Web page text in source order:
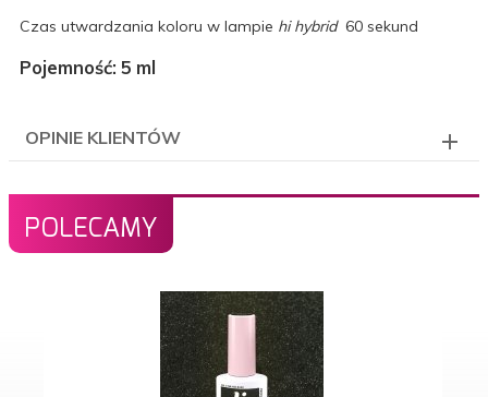
Czas utwardzania koloru w lampie hi hybrid 60 sekund
Pojemność: 5 ml
OPINIE KLIENTÓW
POLECAMY